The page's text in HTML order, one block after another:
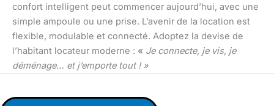
confort intelligent peut commencer aujourd’hui, avec une
simple ampoule ou une prise. L’avenir de la location est
flexible, modulable et connecté. Adoptez la devise de
l’habitant locateur moderne : « Je connecte, je vis, je
déménage… et j’emporte tout ! »